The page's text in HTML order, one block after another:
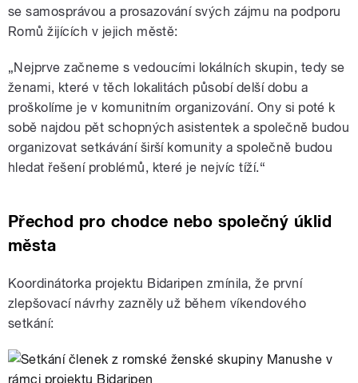
se samosprávou a prosazování svých zájmu na podporu
Romů žijících v jejich městě:
„Nejprve začneme s vedoucími lokálních skupin, tedy se
ženami, které v těch lokalitách působí delší dobu a
proškolíme je v komunitním organizování. Ony si poté k
sobě najdou pět schopných asistentek a společně budou
organizovat setkávání širší komunity a společně budou
hledat řešení problémů, které je nejvíc tíží.“
Přechod pro chodce nebo společný úklid
města
Koordinátorka projektu Bidaripen zmínila, že první
zlepšovací návrhy zazněly už během víkendového
setkání: